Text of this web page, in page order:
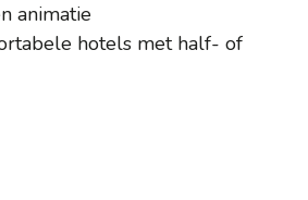
animatie
hotels met half- of